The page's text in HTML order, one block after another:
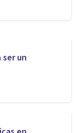
un